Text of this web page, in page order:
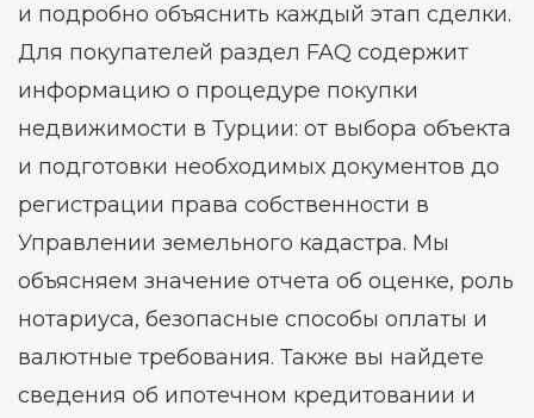
и подробно объяснить каждый этап сделки.
Для покупателей раздел FAQ содержит
информацию о процедуре покупки
недвижимости в Турции: от выбора объекта
и подготовки необходимых документов до
регистрации права собственности в
Управлении земельного кадастра. Мы
объясняем значение отчета об оценке, роль
нотариуса, безопасные способы оплаты и
валютные требования. Также вы найдете
сведения об ипотечном кредитовании и